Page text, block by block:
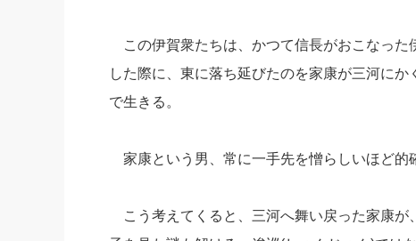
この伊賀衆たちは、かつて信長がおこなった
した際に、東に落ち延びたのを家康が三河に
で生きる。
家康という男、常に一手先を憎らしいほど的
こう考えてくると、三河へ舞い戻った家康が